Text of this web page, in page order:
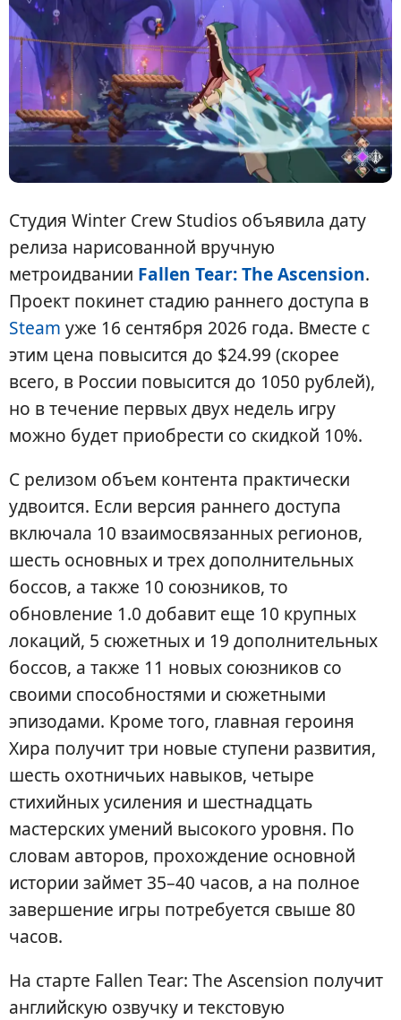
Студия Winter Crew Studios объявила дату
релиза нарисованной вручную
метроидвании Fallen Tear: The Ascension.
Проект покинет стадию раннего доступа в
Steam уже 16 сентября 2026 года. Вместе с
этим цена повысится до $24.99 (скорее
всего, в России повысится до 1050 рублей),
но в течение первых двух недель игру
можно будет приобрести со скидкой 10%.
С релизом объем контента практически
удвоится. Если версия раннего доступа
включала 10 взаимосвязанных регионов,
шесть основных и трех дополнительных
боссов, а также 10 союзников, то
обновление 1.0 добавит еще 10 крупных
локаций, 5 сюжетных и 19 дополнительных
боссов, а также 11 новых союзников со
своими способностями и сюжетными
эпизодами. Кроме того, главная героиня
Хира получит три новые ступени развития,
шесть охотничьих навыков, четыре
стихийных усиления и шестнадцать
мастерских умений высокого уровня. По
словам авторов, прохождение основной
истории займет 35–40 часов, а на полное
завершение игры потребуется свыше 80
часов.
На старте Fallen Tear: The Ascension получит
английскую озвучку и текстовую